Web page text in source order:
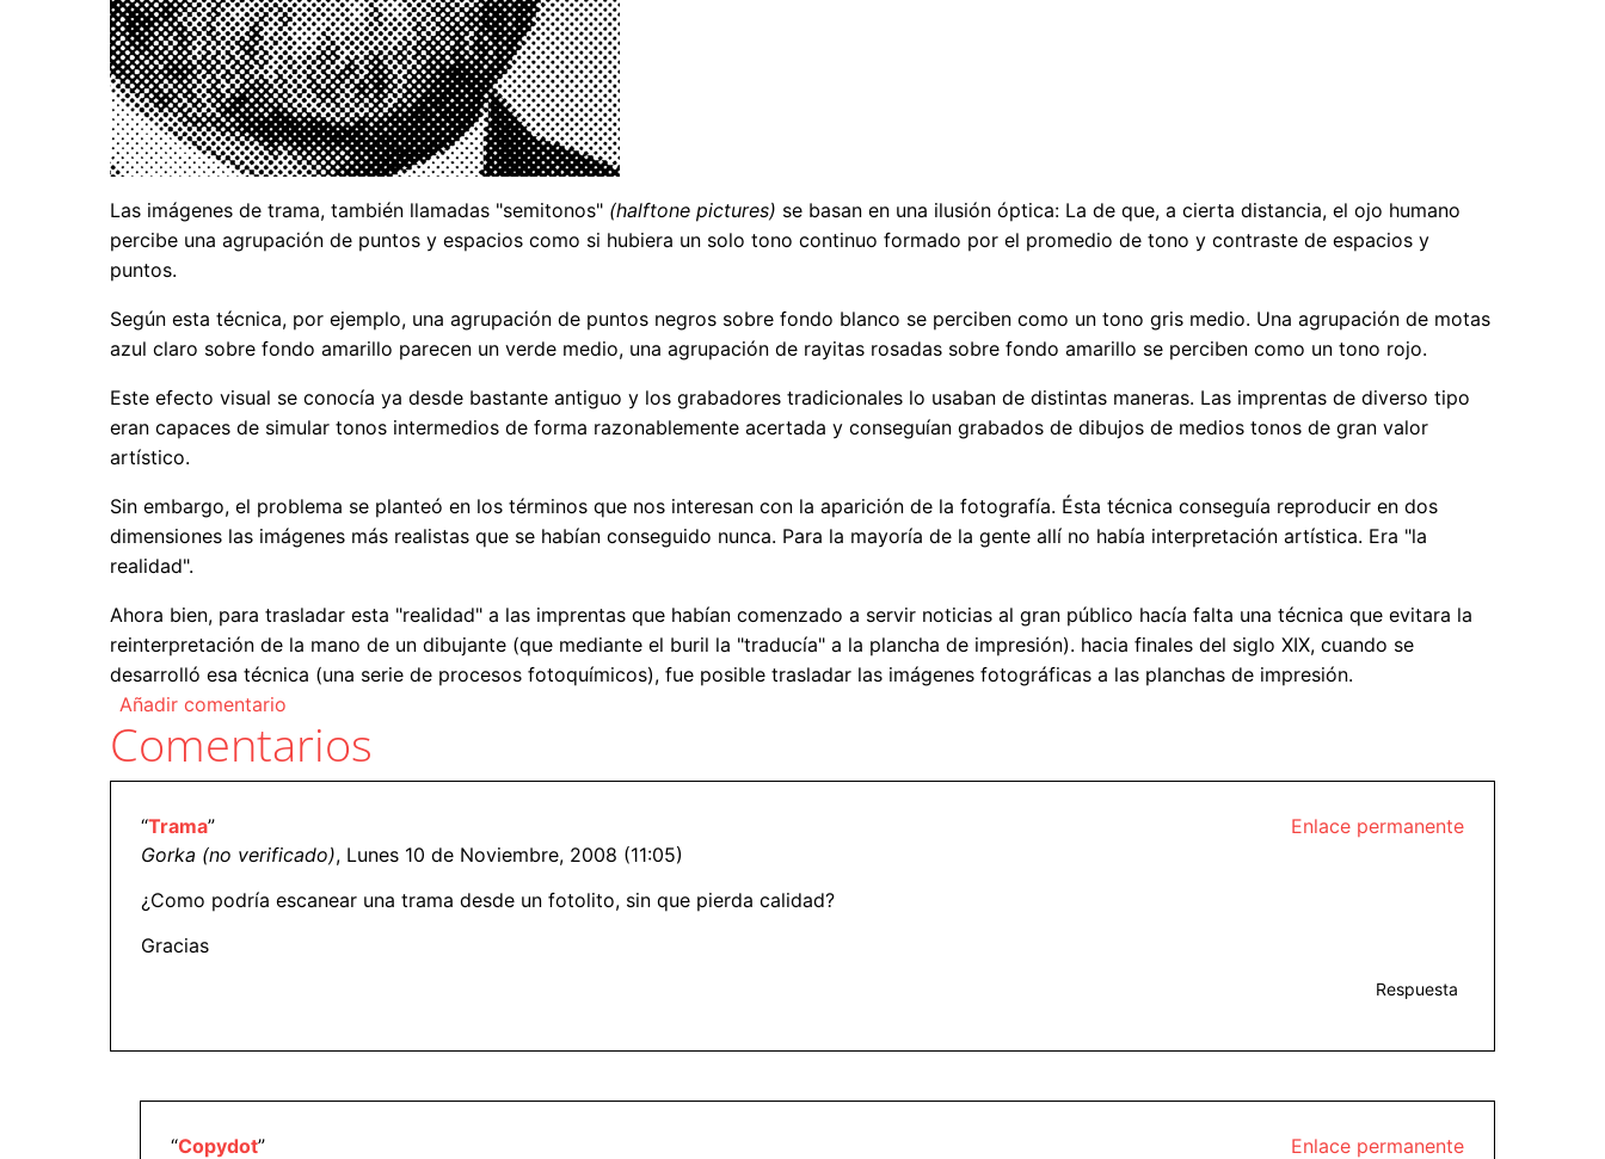
Las imágenes de trama, también llamadas "semitonos" (halftone pictures) se basan en una ilusión óptica: La de que, a cierta distancia, el ojo humano
percibe una agrupación de puntos y espacios como si hubiera un solo tono continuo formado por el promedio de tono y contraste de espacios y
puntos.
Según esta técnica, por ejemplo, una agrupación de puntos negros sobre fondo blanco se perciben como un tono gris medio. Una agrupación de motas
azul claro sobre fondo amarillo parecen un verde medio, una agrupación de rayitas rosadas sobre fondo amarillo se perciben como un tono rojo.
Este efecto visual se conocía ya desde bastante antiguo y los grabadores tradicionales lo usaban de distintas maneras. Las imprentas de diverso tipo
eran capaces de simular tonos intermedios de forma razonablemente acertada y conseguían grabados de dibujos de medios tonos de gran valor
artístico.
Sin embargo, el problema se planteó en los términos que nos interesan con la aparición de la fotografía. Ésta técnica conseguía reproducir en dos
dimensiones las imágenes más realistas que se habían conseguido nunca. Para la mayoría de la gente allí no había interpretación artística. Era "la
realidad".
Ahora bien, para trasladar esta "realidad" a las imprentas que habían comenzado a servir noticias al gran público hacía falta una técnica que evitara la
reinterpretación de la mano de un dibujante (que mediante el buril la "traducía" a la plancha de impresión). hacia finales del siglo XIX, cuando se
desarrolló esa técnica (una serie de procesos fotoquímicos), fue posible trasladar las imágenes fotográficas a las planchas de impresión.
Añadir comentario
Comentarios
Enlace permanente
“Trama”
Gorka (no verificado), Lunes 10 de Noviembre, 2008 (11:05)
¿Como podría escanear una trama desde un fotolito, sin que pierda calidad?
Gracias
Respuesta
Enlace permanente
“Copydot”